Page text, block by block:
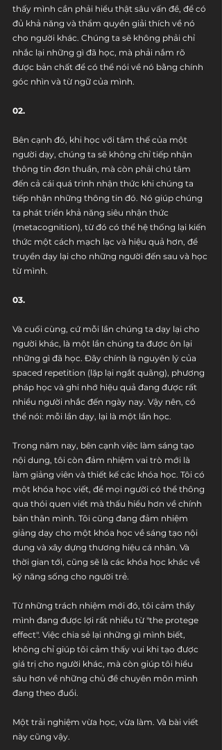
thấy mình cần phải hiểu thật sâu vấn đề, để có
đủ khả năng và thẩm quyền giải thích về nó
cho người khác. Chúng ta sẽ không phải chỉ
nhắc lại những gì đã học, mà phải nắm rõ
được bản chất để có thể nói về nó bằng chính
góc nhìn và từ ngữ của mình.
02.
Bên cạnh đó, khi học với tâm thế của một
người dạy, chúng ta sẽ không chỉ tiếp nhận
thông tin đơn thuần, mà còn phải chú tâm
đến cả cái quá trình nhận thức khi chúng ta
tiếp nhận những thông tin đó. Nó giúp chúng
ta phát triển khả năng siêu nhận thức
(metacognition), từ đó có thể hệ thống lại kiến
thức một cách mạch lạc và hiệu quả hơn, để
truyền dạy lại cho những người đến sau và học
từ mình.
03.
Và cuối cùng, cứ mỗi lần chúng ta dạy lại cho
người khác, là một lần chúng ta được ôn lại
những gì đã học. Đây chính là nguyên lý của
spaced repetition (lặp lại ngắt quãng), phương
pháp học và ghi nhớ hiệu quả đang được rất
nhiều người nhắc đến ngày nay. Vậy nên, có
thể nói: mỗi lần dạy, lại là một lần học.
Trong năm nay, bên cạnh việc làm sáng tạo
nội dung, tôi còn đảm nhiệm vai trò mới là
làm giảng viên và thiết kế các khóa học. Tôi có
một khóa học viết, để mọi người có thể thông
qua thói quen viết mà thấu hiểu hơn về chính
bản thân mình. Tôi cũng đang đảm nhiệm
giảng dạy cho một khóa học về sáng tạo nội
dung và xây dựng thương hiệu cá nhân. Và
thời gian tới, cũng sẽ là các khóa học khác về
kỹ năng sống cho người trẻ.
Từ những trách nhiệm mới đó, tôi cảm thấy
mình đang được lợi rất nhiều từ "the protege
effect". Việc chia sẻ lại những gì mình biết,
không chỉ giúp tôi cảm thấy vui khi tạo được
giá trị cho người khác, mà còn giúp tôi hiểu
sâu hơn về những chủ đề chuyên môn mình
đang theo đuổi.
Một trải nghiệm vừa học, vừa làm. Và bài viết
này cũng vậy.